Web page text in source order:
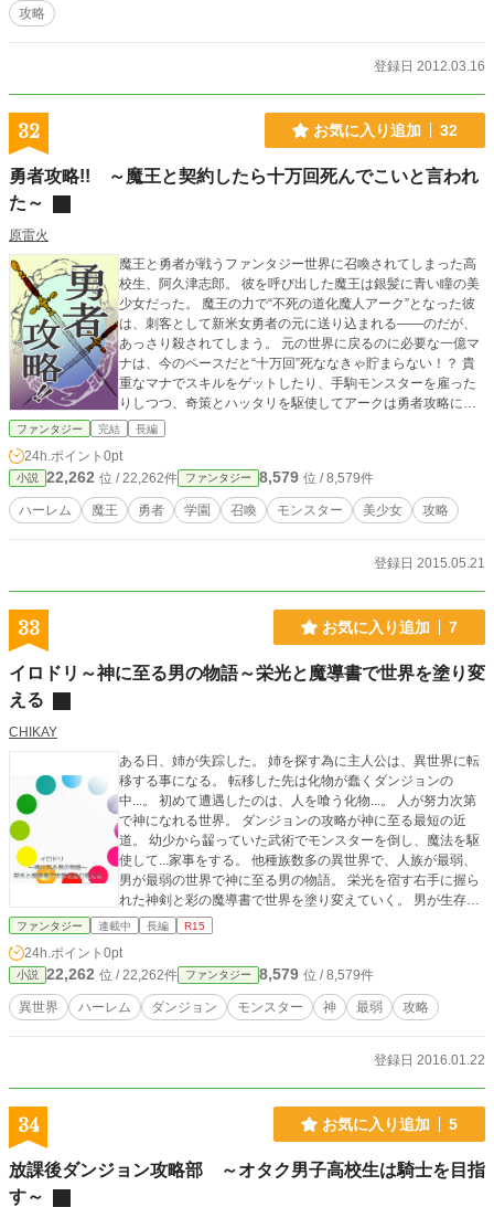
攻略
登録日 2012.03.16
32 お気に入り追加 32
勇者攻略!! ～魔王と契約したら十万回死んでこいと言われ
た～
原雷火
魔王と勇者が戦うファンタジー世界に召喚されてしまった高
校生、阿久津志郎。 彼を呼び出した魔王は銀髪に青い瞳の美
少女だった。 魔王の力で“不死の道化魔人アーク”となった彼
は、刺客として新米女勇者の元に送り込まれる――のだが、
あっさり殺されてしまう。 元の世界に戻るのに必要な一億マ
ナは、今のペースだと“十万回”死ななきゃ貯まらない！？ 貴
重なマナでスキルをゲットしたり、手駒モンスターを雇った
りしつつ、奇策とハッタリを駆使してアークは勇者攻略に挑
む！！ 魔王軍幹部視点の（そのうち）俺TUEEハーレムノベ
す！ http://ncode.syosetu.com/n5506cz/
ファンタジー 完結 長編
24h.ポイント 0pt
小説 22,262 位 / 22,262件 ファンタジー 8,579 位 / 8,579件
ハーレム 魔王 勇者 学園 召喚 モンスター 美少女 攻略
登録日 2015.05.21
33 お気に入り追加 7
イロドリ～神に至る男の物語～栄光と魔導書で世界を塗り変
える
CHIKAY
ある日、姉が失踪した。 姉を探す為に主人公は、異世界に転
移する事になる。 転移した先は化物が蠢くダンジョンの
中...。 初めて遭遇したのは、人を喰う化物...。 人が努力次第
で神になれる世界。 ダンジョンの攻略が神に至る最短の近
道。 幼少から齧っていた武術でモンスターを倒し、魔法を駆
使して...家事をする。 他種族数多の異世界で、人族が最弱、
男が最弱の世界で神に至る男の物語。 栄光を宿す右手に握ら
れた神剣と彩の魔導書で世界を塗り変えていく。 男が生存す
る事が難しい神の世界でハーレムを築けるか...。 女性を大切
ファンタジー 連載中 長編 R15
24h.ポイント 0pt
小説 22,262 位 / 22,262件 ファンタジー 8,579 位 / 8,579件
異世界 ハーレム ダンジョン モンスター 神 最弱 攻略
登録日 2016.01.22
34 お気に入り追加 5
放課後ダンジョン攻略部 ～オタク男子高校生は騎士を目指
す～